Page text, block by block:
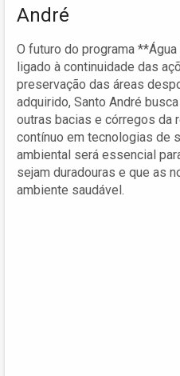
André
O futuro do programa
ligado à continuidade das
preservação das áreas
adquirido, Santo André
outras bacias e córregos da
contínuo em tecnologias de
ambiental será essencial
sejam duradouras e que as
ambiente saudável.